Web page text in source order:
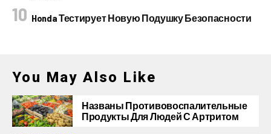
Honda Тестирует Новую Подушку Безопасности
You May Also Like
Названы Противовоспалительные
Продукты Для Людей С Артритом